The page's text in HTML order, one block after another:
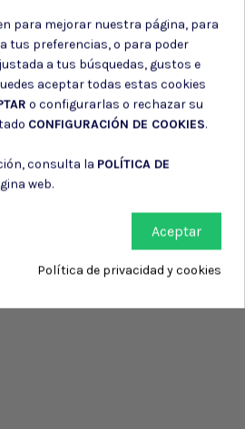
datos personales para recibir publicidad
para mejorar nuestra página, para
tus preferencias, o para poder
a tus búsquedas, gustos e
aceptar todas estas cookies
o configurarlas o rechazar su
CONFIGURACIÓN DE COOKIES.
consulta la POLÍTICA DE
web.
Aceptar
Política de privacidad y cookies